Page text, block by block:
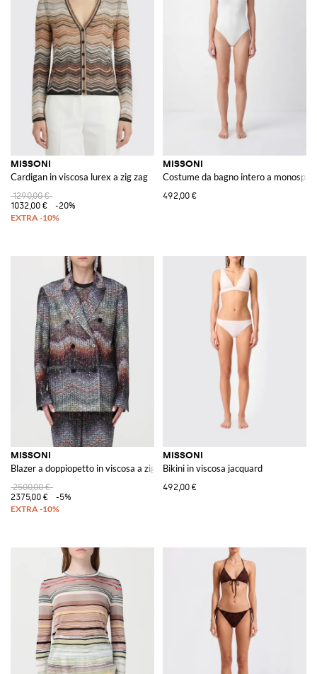
MISSONI
Cardigan in viscosa lurex a zig zag
1290,00 €
1032,00 €
-20%
MISSONI
Costume da bagno intero a
492,00 €
MISSONI
Blazer a doppiopetto in viscosa a zig zag
2500,00 €
2375,00 €
-5%
MISSONI
Bikini in viscosa jacquard
492,00 €